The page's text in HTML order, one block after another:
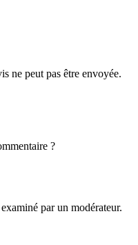
ne peut pas être envoyée.
?
par un modérateur.